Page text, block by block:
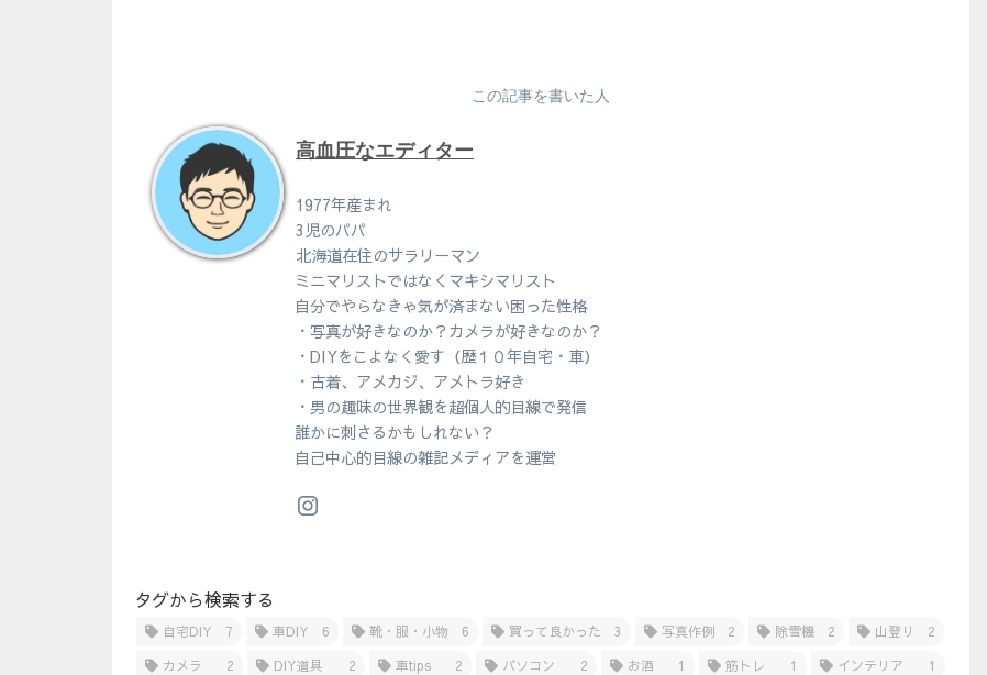
この記事を書いた人
高血圧なエディター
1977年産まれ
3児のパパ
北海道在住のサラリーマン
ミニマリストではなくマキシマリスト
自分でやらなきゃ気が済まない困った性格
・写真が好きなのか？カメラが好きなのか？
・DIYをこよなく愛す（歴１０年自宅・車）
・古着、アメカジ、アメトラ好き
・男の趣味の世界観を超個人的目線で発信
誰かに刺さるかもしれない？
自己中心的目線の雑記メディアを運営
タグから検索する
自宅DIY 7 車DIY 6 靴・服・小物 6 買って良かった 3 写真作例 2 除雪機 2 山登り
2
カメラ
2 DIY道具 2 車tips 2 パソコン 2 お酒 1 筋トレ 1 インテリア
1